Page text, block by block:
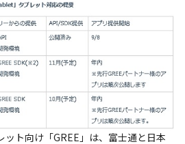
ト向け「GREE」は、富士通と日本